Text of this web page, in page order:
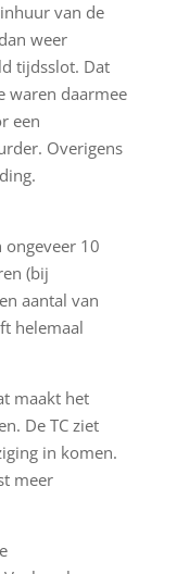
van de
weer
tijdsslot. Dat
waren daarmee
een
Overigens
ongeveer 10
(bij
aantal van
helemaal
maakt het
De TC ziet
in komen.
meer